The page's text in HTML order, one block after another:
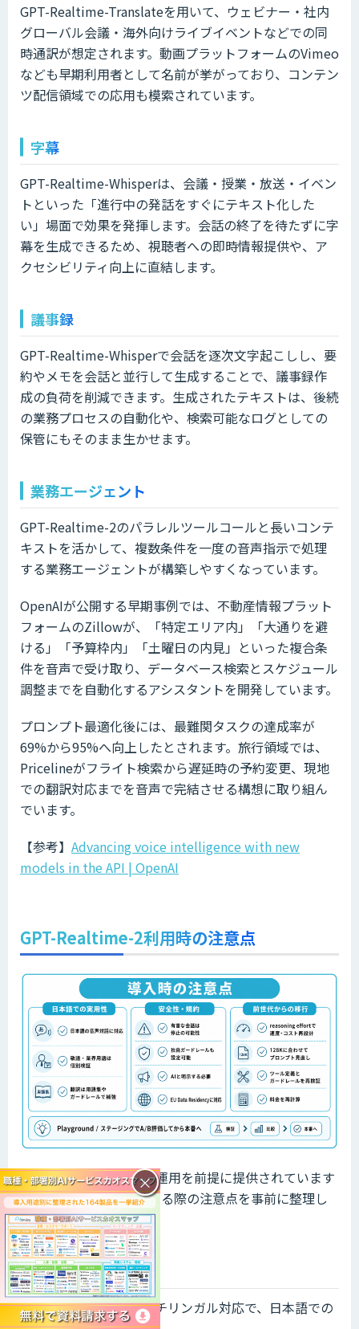
GPT-Realtime-Translateを用いて、ウェビナー・社内
グローバル会議・海外向けライブイベントなどでの同
時通訳が想定されます。動画プラットフォームのVimeo
なども早期利用者として名前が挙がっており、コンテン
ツ配信領域での応用も模索されています。
字幕
GPT-Realtime-Whisperは、会議・授業・放送・イベン
トといった「進行中の発話をすぐにテキスト化した
い」場面で効果を発揮します。会話の終了を待たずに字
幕を生成できるため、視聴者への即時情報提供や、ア
クセシビリティ向上に直結します。
議事録
GPT-Realtime-Whisperで会話を逐次文字起こしし、要
約やメモを会話と並行して生成することで、議事録作
成の負荷を削減できます。生成されたテキストは、後続
の業務プロセスの自動化や、検索可能なログとしての
保管にもそのまま生かせます。
業務エージェント
GPT-Realtime-2のパラレルツールコールと長いコンテ
キストを活かして、複数条件を一度の音声指示で処理
する業務エージェントが構築しやすくなっています。
OpenAIが公開する早期事例では、不動産情報プラット
フォームのZillowが、「特定エリア内」「大通りを避
ける」「予算枠内」「土曜日の内見」といった複合条
件を音声で受け取り、データベース検索とスケジュール
調整までを自動化するアシスタントを開発しています。
プロンプト最適化後には、最難関タスクの達成率が
69%から95%へ向上したとされます。旅行領域では、
Pricelineがフライト検索から遅延時の予約変更、現地
での翻訳対応までを音声で完結させる構想に取り組ん
でいます。
【参考】 Advancing voice intelligence with new
models in the API | OpenAI
GPT-Realtime-2利用時の注意点
3モデルはいずれも本番運用を前提に提供されています
が、日本語環境で導入する際の注意点を事前に整理し
ておきましょう。
日本語での実用性
GPT-Realtime-2はマルチリンガル対応で、日本語での
×